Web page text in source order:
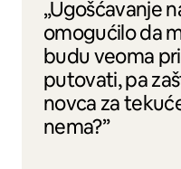
„Ugošćavanje
omogućilo da
budu veoma
putovati, pa
novca za
nema?”